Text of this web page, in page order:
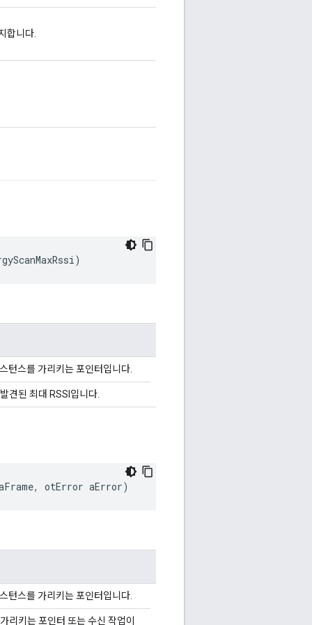
합니다.
)
턴스를 가리키는 포인터입니다.
견된 최대 RSSI입니다.
, otError aError)
턴스를 가리키는 포인터입니다.
리키는 포인터 또는 수신 작업이